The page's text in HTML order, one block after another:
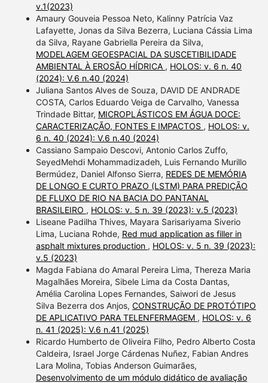
v.1(2023)
Amaury Gouveia Pessoa Neto, Kalinny Patrícia Vaz
Lafayette, Jonas da Silva Bezerra, Luciana Cássia Lima
da Silva, Rayane Gabriella Pereira da Silva,
MODELAGEM GEOESPACIAL DA SUSCETIBILIDADE
AMBIENTAL À EROSÃO HÍDRICA , HOLOS: v. 6 n. 40
(2024): V.6 n.40 (2024)
Juliana Santos Alves de Souza, DAVID DE ANDRADE
COSTA, Carlos Eduardo Veiga de Carvalho, Vanessa
Trindade Bittar, MICROPLÁSTICOS EM ÁGUA DOCE:
CARACTERIZAÇÃO, FONTES E IMPACTOS , HOLOS: v.
6 n. 40 (2024): V.6 n.40 (2024)
Cassiano Sampaio Descovi, Antonio Carlos Zuffo,
SeyedMehdi Mohammadizadeh, Luis Fernando Murillo
Bermúdez, Daniel Alfonso Sierra, REDES DE MEMÓRIA
DE LONGO E CURTO PRAZO (LSTM) PARA PREDIÇÃO
DE FLUXO DE RIO NA BACIA DO PANTANAL
BRASILEIRO , HOLOS: v. 5 n. 39 (2023): v.5 (2023)
Liseane Padilha Thives, Mayara Sarisariyama Siverio
Lima, Luciana Rohde, Red mud application as filler in
asphalt mixtures production , HOLOS: v. 5 n. 39 (2023):
v.5 (2023)
Magda Fabiana do Amaral Pereira Lima, Thereza Maria
Magalhães Moreira, Sibele Lima da Costa Dantas,
Amélia Carolina Lopes Fernandes, Saiwori de Jesus
Silva Bezerra dos Anjos, CONSTRUÇÃO DE PROTÓTIPO
DE APLICATIVO PARA TELENFERMAGEM , HOLOS: v. 6
n. 41 (2025): V.6 n.41 (2025)
Ricardo Humberto de Oliveira Filho, Pedro Alberto Costa
Caldeira, Israel Jorge Cárdenas Nuñez, Fabian Andres
Lara Molina, Tobias Anderson Guimarães,
Desenvolvimento de um módulo didático de avaliação